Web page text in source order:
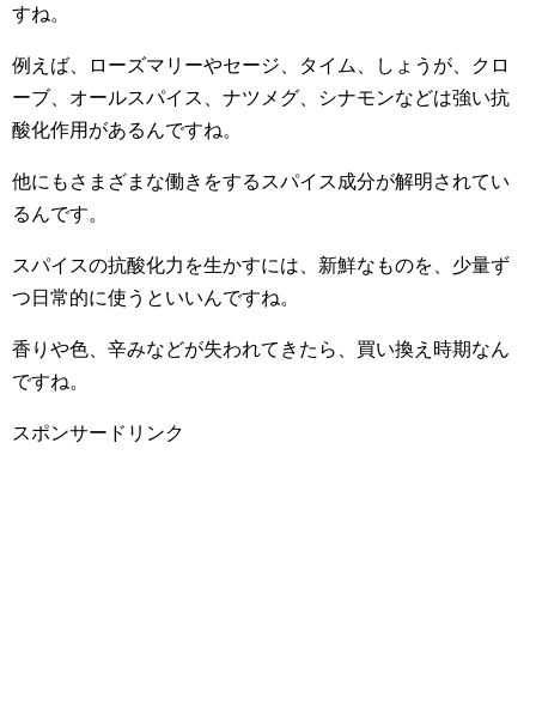
すね。
例えば、ローズマリーやセージ、タイム、しょうが、クロ
ーブ、オールスパイス、ナツメグ、シナモンなどは強い抗
酸化作用があるんですね。
他にもさまざまな働きをするスパイス成分が解明されてい
るんです。
スパイスの抗酸化力を生かすには、新鮮なものを、少量ず
つ日常的に使うといいんですね。
香りや色、辛みなどが失われてきたら、買い換え時期なん
ですね。
スポンサードリンク